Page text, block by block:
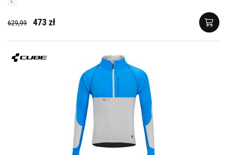
629,99 473 zł